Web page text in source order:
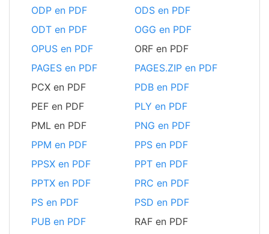
ODP en PDF
ODS en PDF
ODT en PDF
OGG en PDF
OPUS en PDF
ORF en PDF
PAGES en PDF
PAGES.ZIP en PDF
PCX en PDF
PDB en PDF
PEF en PDF
PLY en PDF
PML en PDF
PNG en PDF
PPM en PDF
PPS en PDF
PPSX en PDF
PPT en PDF
PPTX en PDF
PRC en PDF
PS en PDF
PSD en PDF
PUB en PDF
RAF en PDF